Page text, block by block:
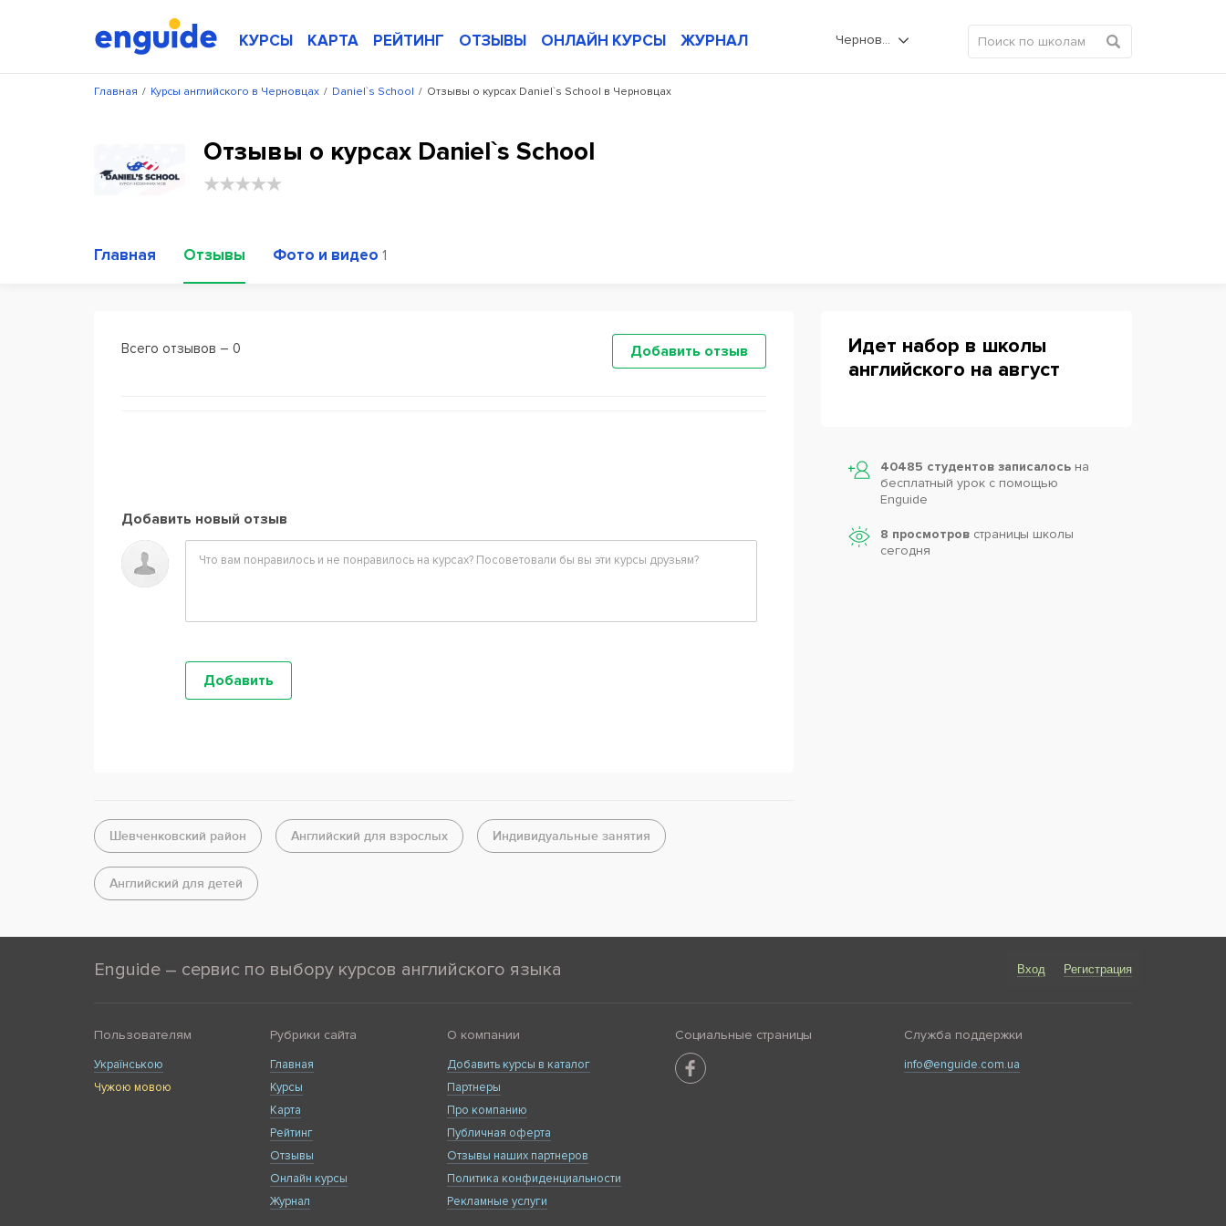
КУРСЫ КАРТА РЕЙТИНГ ОТЗЫВЫ ОНЛАЙН КУРСЫ ЖУРНАЛ Черновцы
/
Главная /
Курсы английского в Черновцах /
Daniel`s School Отзывы о курсах Daniel`s School в Черновцах
Отзывы о курсах Daniel`s School
Главная Отзывы Фото и видео 1
Всего отзывов – 0 Добавить отзыв
Добавить новый отзыв
Шевченковский район Английский для взрослых Индивидуальные занятия
Английский для детей
Идет набор в школы
английского на август
40485 студентов записалось на
бесплатный урок с помощью
Enguide
8 просмотровстраницы школы
сегодня
Enguide – сервис по выбору курсов английского языка Вход Регистрация
Пользователям
Українською
Чужою мовою
Рубрики сайта
Главная
Курсы
Карта
Рейтинг
Отзывы
Онлайн курсы
Журнал
О компании
Добавить курсы в каталог
Партнеры
Про компанию
Публичная оферта
Отзывы наших партнеров
Политика конфиденциальности
Рекламные услуги
Социальные страницы Служба поддержки
info@enguide.com.ua